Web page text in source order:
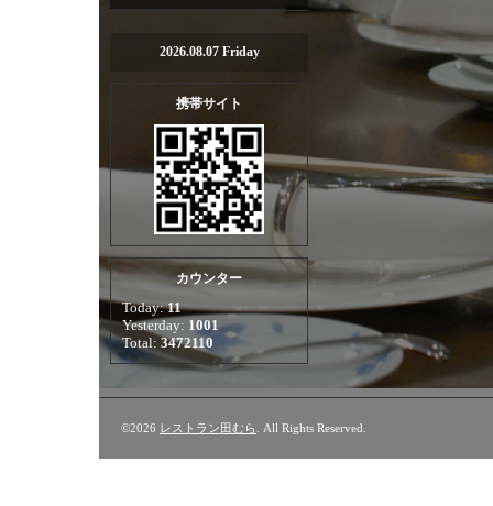
2026.08.07 Friday
携帯サイト
カウンター
Today:11
Yesterday: 1001
Total: 3472110
©2026 レストラン田むら . All Rights Reserved.